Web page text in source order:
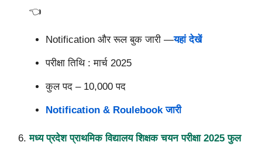
👈
Notification और रूल बुक जारी —यहां देखें
परीक्षा तिथि : मार्च 2025
कुल पद – 10,000पद
Notification & Roulebook जारी
मध्य प्रदेश प्राथमिक विद्यालय शिक्षक चयन परीक्षा 2025 फुल